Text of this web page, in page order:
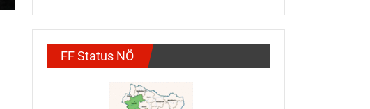
FF Status NÖ